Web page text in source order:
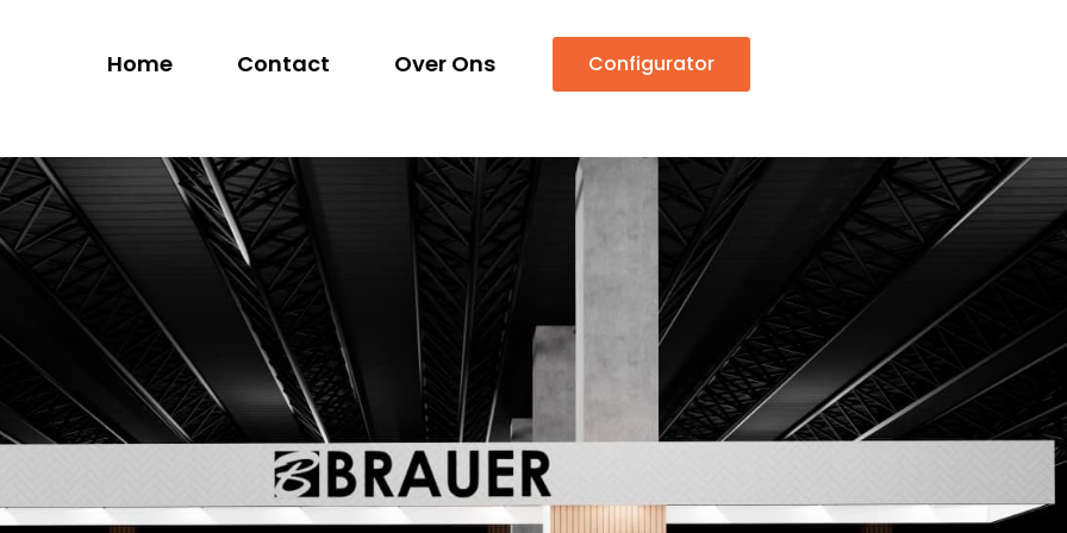
Home Contact Over Ons Configurator